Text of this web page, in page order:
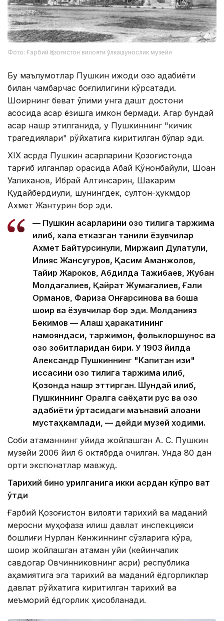
Фото: Ғарбий Қозоғистон вилояти ўлкашунослик музейи
Бу маълумотлар Пушкин ижоди қозоқ адабиёти
билан чамбарчас боғлиқлигини кўрсатади.
Шоирнинг бевақт ўлими унга дашт достони
асосида асар ёзишга имкон бермади. Агар бундай
асар нашр этилганида, у Пушкиннинг "кичик
трагедиялари" рўйхатига киритилган бўлар эди.
ХIХ асрда Пушкин асарларини Қозоғистонда
тарғиб қилганлар орасида Абай Қўнонбайули, Шоқан
Уалиханов, Ибрай Алтинсарин, Шакарим
Қудайбердиули, шунингдек, султон-ҳукмдор
Ахмет ​​Жантурин бор эди.
— Пушкин асарларини қозоқ тилига таржима
қилиб, халққа етказган таниқли ёзувчилар
Ахмет ​​Байтурсинули, Миржақип Дулатули,
Илияс Жансугуров, Қасим Аманжолов,
Тайир Жароков, Абдилда Тажибаев, Жубан
Молдағалиев, Қайрат Жумағалиев, Ғали
Орманов, Фариза Онғарсинова ва бошқа
шоир ва ёзувчилар бор эди. Молданияз
Бекимов — Алаш ҳаракатининг
намояндаси, таржимон, фольклоршунос ва
қозоқ зобитларидан бири. У 1903 йилда
Александр Пушкиннинг "Капитан қизи"
қиссасини қозоқ тилига таржима қилиб,
Қозонда нашр эттирган. Шундай қилиб,
Пушкиннинг Оралга саёҳати рус ва қозоқ
адабиёти ўртасидаги маънавий алоқани
мустаҳкамлади, — дейди музей ходими.
Собиқ атаманнинг уйида жойлашган А. С. Пушкин
музейи 2006 йил 6 октябрда очилган. Унда 80 дан
ортиқ экспонатлар мавжуд.
Тарихий бино қурилганига икки асрдан кўпроқ вақт
ўтди
Ғарбий Қозоғистон вилояти тарихий ва маданий
меросни муҳофаза қилиш давлат инспекцияси
бошлиғи Нурлан Кенжиннинг сўзларига кўра,
шоир жойлашган атаман уйи (кейинчалик
савдогар Овчинниковнинг қасри) республика
аҳамиятига эга тарихий ва маданий ёдгорликлар
давлат рўйхатига киритилган тарихий ва
меъморий ёдгорлик ҳисобланади.